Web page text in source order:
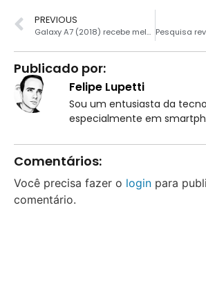
PREVIOUS
Galaxy A7 (2018) recebe melhorias em nova atualização
Publicado por:
Felipe Lupetti
Sou um entusiasta da
especialmente em
Comentários:
Você precisa fazer o login para
comentário.